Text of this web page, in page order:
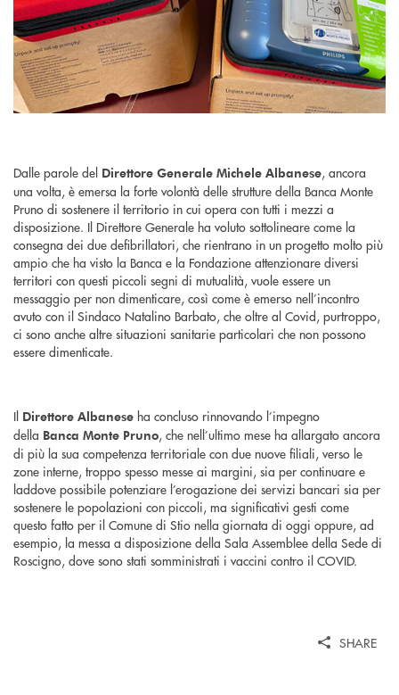
Dalle parole del Direttore Generale Michele Albanese, ancora
una volta, è emersa la forte volontà delle strutture della Banca Monte
Pruno di sostenere il territorio in cui opera con tutti i mezzi a
disposizione. Il Direttore Generale ha voluto sottolineare come la
consegna dei due defibrillatori, che rientrano in un progetto molto più
ampio che ha visto la Banca e la Fondazione attenzionare diversi
territori con questi piccoli segni di mutualità, vuole essere un
messaggio per non dimenticare, così come è emerso nell’incontro
avuto con il Sindaco Natalino Barbato, che oltre al Covid, purtroppo,
ci sono anche altre situazioni sanitarie particolari che non possono
essere dimenticate.
Il Direttore Albanese ha concluso rinnovando l’impegno
della Banca Monte Pruno, che nell’ultimo mese ha allargato ancora
di più la sua competenza territoriale con due nuove filiali, verso le
zone interne, troppo spesso messe ai margini, sia per continuare e
laddove possibile potenziare l’erogazione dei servizi bancari sia per
sostenere le popolazioni con piccoli, ma significativi gesti come
questo fatto per il Comune di Stio nella giornata di oggi oppure, ad
esempio, la messa a disposizione della Sala Assemblee della Sede di
Roscigno, dove sono stati somministrati i vaccini contro il COVID.
SHARE